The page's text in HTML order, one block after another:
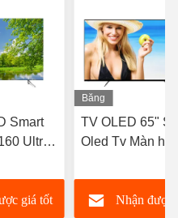
Smart
Ultra
giá tốt
Băng
hình
TV OLED 65"
Oled Tv Màn
77 Oled TV
Nhận được